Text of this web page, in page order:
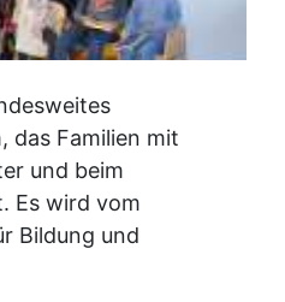
das Familien mit
und beim
Es wird vom
Bildung und